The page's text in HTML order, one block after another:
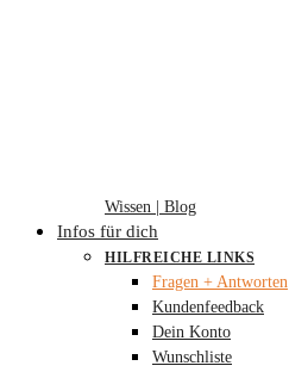
Wissen | Blog
Infos für dich
HILFREICHE LINKS
Fragen + Antworten
Kundenfeedback
Dein Konto
Wunschliste